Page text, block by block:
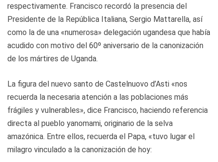
respectivamente. Francisco recordó la presencia del
Presidente de la República Italiana, Sergio Mattarella, así
como la de una «numerosa» delegación ugandesa que había
acudido con motivo del 60º aniversario de la canonización
de los mártires de Uganda.
La figura del nuevo santo de Castelnuovo d’Asti «nos
recuerda la necesaria atención a las poblaciones más
frágiles y vulnerables», dice Francisco, haciendo referencia
directa al pueblo yanomami, originario de la selva
amazónica. Entre ellos, recuerda el Papa, «tuvo lugar el
milagro vinculado a la canonización de hoy: